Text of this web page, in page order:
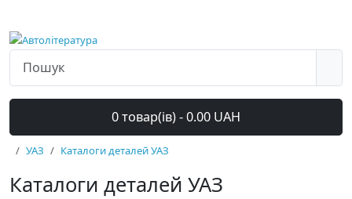
0 товар(ів) - 0.00 UAH
УАЗ Каталоги деталей УАЗ
Каталоги деталей УАЗ